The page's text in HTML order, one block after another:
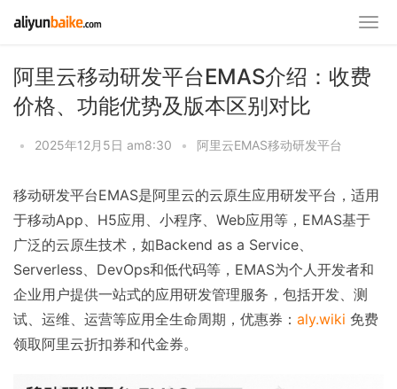
阿里云移动研发平台EMAS介绍：收费
价格、功能优势及版本区别对比
• 2025年12月5日 am8:30 • 阿里云EMAS移动研发平台
移动研发平台EMAS是阿里云的云原生应用研发平台，适用
于移动App、H5应用、小程序、Web应用等，EMAS基于
广泛的云原生技术，如Backend as a Service、
Serverless、DevOps和低代码等，EMAS为个人开发者和
企业用户提供一站式的应用研发管理服务，包括开发、测
试、运维、运营等应用全生命周期，优惠券： aly.wiki 免费
领取阿里云折扣券和代金券。